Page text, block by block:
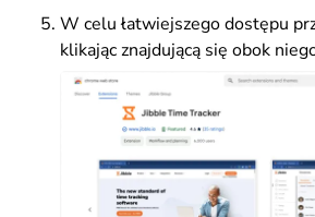
W celu łatwiejszego dostępu
klikając znajdującą się obok